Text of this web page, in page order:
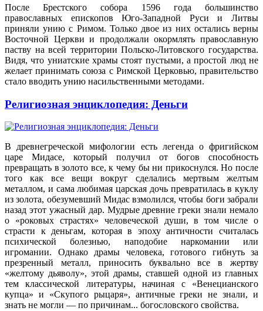
После Брестского собора 1596 года большинство
православных епископов Юго-Западной Руси и Литвы
приняли унию с Римом. Только двое из них остались верны
Восточной Церкви и продолжали окормлять православную
паству на всей территории Польско-Литовского государства.
Видя, что униатские храмы стоят пустыми, а простой люд не
желает принимать союза с Римской Церковью, правительство
стало вводить унию насильственными методами.
Религиозная энциклопедия: Деньги
В древнегреческой мифологии есть легенда о фригийском
царе Мидасе, который получил от богов способность
превращать в золото все, к чему бы ни прикоснулся. Но после
того как все вещи вокруг сделались мертвым желтым
металлом, и сама любимая царская дочь превратилась в куклу
из золота, обезумевший Мидас взмолился, чтобы боги забрали
назад этот ужасный дар. Мудрые древние греки знали немало
о «роковых страстях» человеческой души, в том числе о
страсти к деньгам, которая в эпоху античности считалась
психической болезнью, наподобие наркомании или
игромании. Однако драмы человека, готового гибнуть за
презренный металл, приносить буквально все в жертву
«желтому дьяволу», этой драмы, ставшей одной из главных
тем классической литературы, начиная с «Венецианского
купца» и «Скупого рыцаря», античные греки не знали, и
знать не могли — по причинам... богословского свойства.